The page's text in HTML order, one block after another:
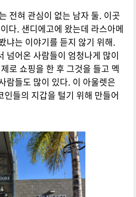
전혀 관심이 없는 남자 둘. 이곳
다. 샌디에고에 왔는데 라스아메
냐는 이야기를 듣지 않기 위해.
넘어온 사람들이 엄청나게 많이
로 쇼핑을 한 후 그것을 들고 멕
람들도 많이 있다. 이 아울렛은
인들의 지갑을 털기 위해 만들어